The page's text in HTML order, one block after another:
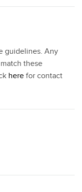
guidelines. Any
these
here for contact